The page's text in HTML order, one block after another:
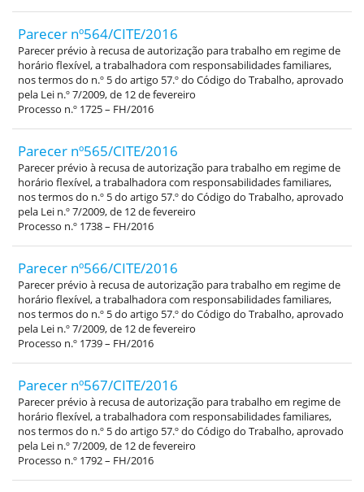
Parecer nº564/CITE/2016
Parecer prévio à recusa de autorização para trabalho em regime de
horário flexível, a trabalhadora com responsabilidades familiares,
nos termos do n.º 5 do artigo 57.º do Código do Trabalho, aprovado
pela Lei n.º 7/2009, de 12 de fevereiro
Processo n.º 1725 – FH/2016
Parecer nº565/CITE/2016
Parecer prévio à recusa de autorização para trabalho em regime de
horário flexível, a trabalhadora com responsabilidades familiares,
nos termos do n.º 5 do artigo 57.º do Código do Trabalho, aprovado
pela Lei n.º 7/2009, de 12 de fevereiro
Processo n.º 1738 – FH/2016
Parecer nº566/CITE/2016
Parecer prévio à recusa de autorização para trabalho em regime de
horário flexível, a trabalhadora com responsabilidades familiares,
nos termos do n.º 5 do artigo 57.º do Código do Trabalho, aprovado
pela Lei n.º 7/2009, de 12 de fevereiro
Processo n.º 1739 – FH/2016
Parecer nº567/CITE/2016
Parecer prévio à recusa de autorização para trabalho em regime de
horário flexível, a trabalhadora com responsabilidades familiares,
nos termos do n.º 5 do artigo 57.º do Código do Trabalho, aprovado
pela Lei n.º 7/2009, de 12 de fevereiro
Processo n.º 1792 – FH/2016